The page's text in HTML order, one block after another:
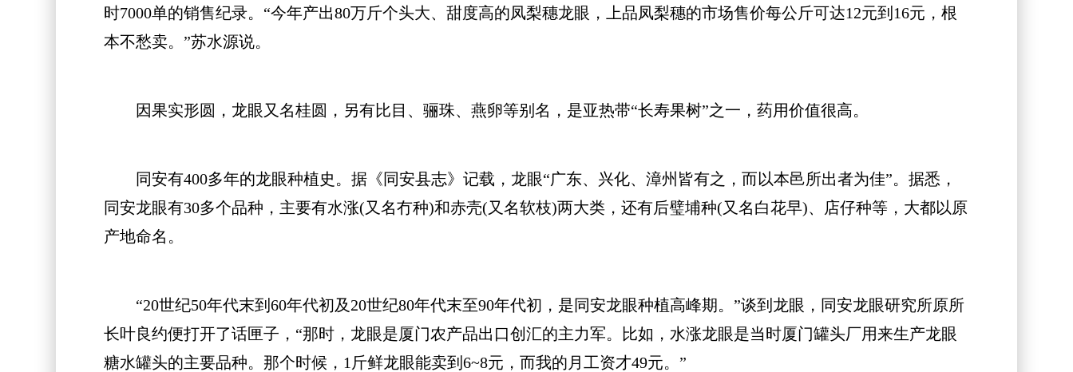
时7000单的销售纪录。“今年产出80万斤个头大、甜度高的凤梨穗龙眼，上品凤梨穗的市场售价每公斤可达12元到16元，根
本不愁卖。”苏水源说。
因果实形圆，龙眼又名桂圆，另有比目、骊珠、燕卵等别名，是亚热带“长寿果树”之一，药用价值很高。
同安有400多年的龙眼种植史。据《同安县志》记载，龙眼“广东、兴化、漳州皆有之，而以本邑所出者为佳”。据悉，
同安龙眼有30多个品种，主要有水涨(又名冇种)和赤壳(又名软枝)两大类，还有后璧埔种(又名白花早)、店仔种等，大都以原
产地命名。
“20世纪50年代末到60年代初及20世纪80年代末至90年代初，是同安龙眼种植高峰期。”谈到龙眼，同安龙眼研究所原所
长叶良约便打开了话匣子，“那时，龙眼是厦门农产品出口创汇的主力军。比如，水涨龙眼是当时厦门罐头厂用来生产龙眼
糖水罐头的主要品种。那个时候，1斤鲜龙眼能卖到6~8元，而我的月工资才49元。”